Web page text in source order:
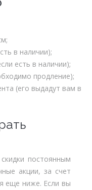
в наличии);
есть в наличии);
продление);
(его выдадут вам в
постоянным
акции, за счет
еще ниже. Если вы